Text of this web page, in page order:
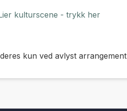
kulturscene - trykk her
kun ved avlyst arrangement